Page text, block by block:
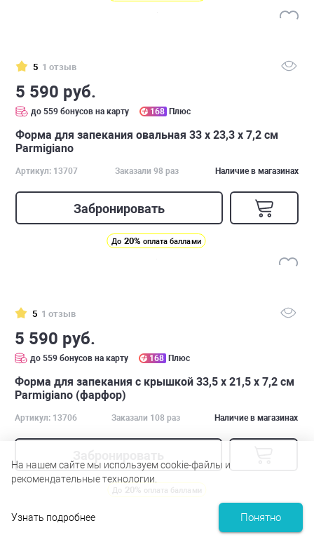
5 1 отзыв
5 590 руб.
до 559 бонусов на карту 168 Плюс
Форма для запекания овальная 33 х 23,3 х 7,2 см
Parmigiano
Артикул: 13707 Заказали 98 раз Наличие в магазинах
Забронировать
До 20% оплата баллами
5 1 отзыв
5 590 руб.
до 559 бонусов на карту 168 Плюс
Форма для запекания с крышкой 33,5 х 21,5 х 7,2 см
Parmigiano (фарфор)
Артикул: 13706 Заказали 108 раз Наличие в магазинах
До 20% оплата баллами
На нашем сайте мы используем cookie-файлы и
рекомендательные технологии.
Узнать подробнее Понятно